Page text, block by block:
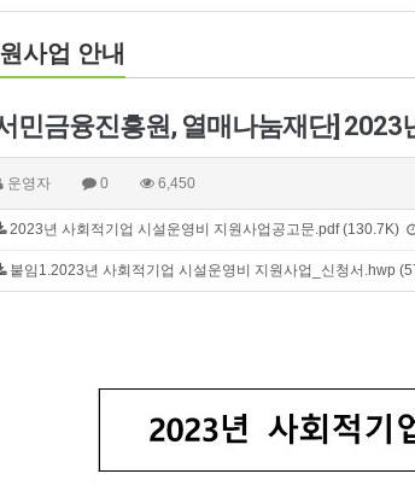
사업 안내
민금융진흥원, 열매나눔재단]
운영자 0 6,450
2023년 사회적기업 시설운영비 지원사업공고문.pdf (130.7K)
붙임1.2023년 사회적기업 시설운영비 지원사업_신청서.hwp